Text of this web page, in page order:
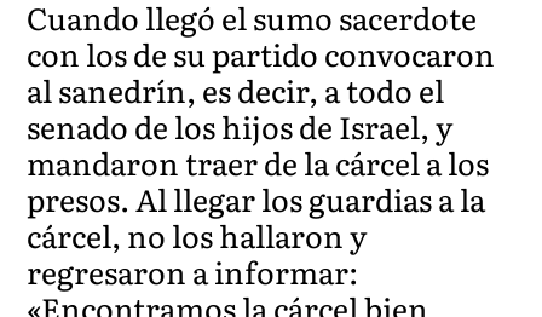
Cuando llegó el sumo sacerdote
con los de su partido convocaron
al sanedrín, es decir, a todo el
senado de los hijos de Israel, y
mandaron traer de la cárcel a los
presos. Al llegar los guardias a la
cárcel, no los hallaron y
regresaron a informar:
«Encontramos la cárcel bien